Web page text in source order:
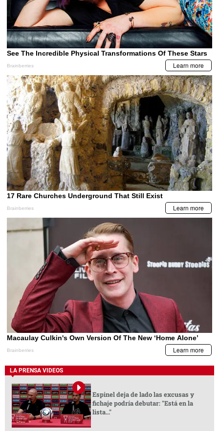
LA PRENSA VIDEOS
Espinel deja de lado las excusas y
fichaje podría debutar: "Está en la
lista..."